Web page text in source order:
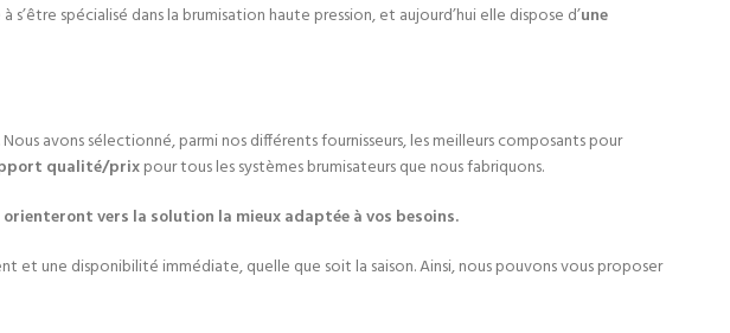
spécialisé dans la brumisation haute pression, et aujourd’hui elle dispose d’une
. Nous avons sélectionné, parmi nos différents fournisseurs, les meilleurs composants pour
qualité/prixpour tous les systèmes brumisateurs que nous fabriquons.
orienteront vers la solution la mieux adaptée à vos besoins.
et une disponibilité immédiate, quelle que soit la saison. Ainsi, nous pouvons vous proposer